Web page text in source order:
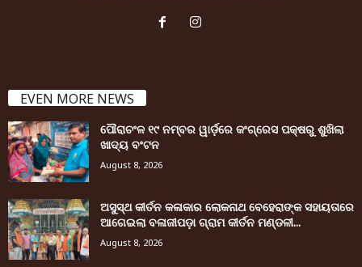
EVEN MORE NEWS
ପୌରାଚଂଳ ୧୯ ନମ୍ବର ୱାର୍ଡ଼ରେ କଂଗ୍ରେସ ପକ୍ଷରୁ ଶୁଖିଲା
ଖାଦ୍ୟ ବଂଟନ
August 8, 2026
ଅସୁସ୍ଥ କୀର୍ତନ କଳାକାର ଲୋକନାଥ ବେହେରାଙ୍କ ସହାୟତାରେ
ଆଗେଇଲା ବଳାଜୀପଡ଼ା ଗ୍ରାମ କୀର୍ତନ ମଣ୍ଡଳୀ...
August 8, 2026